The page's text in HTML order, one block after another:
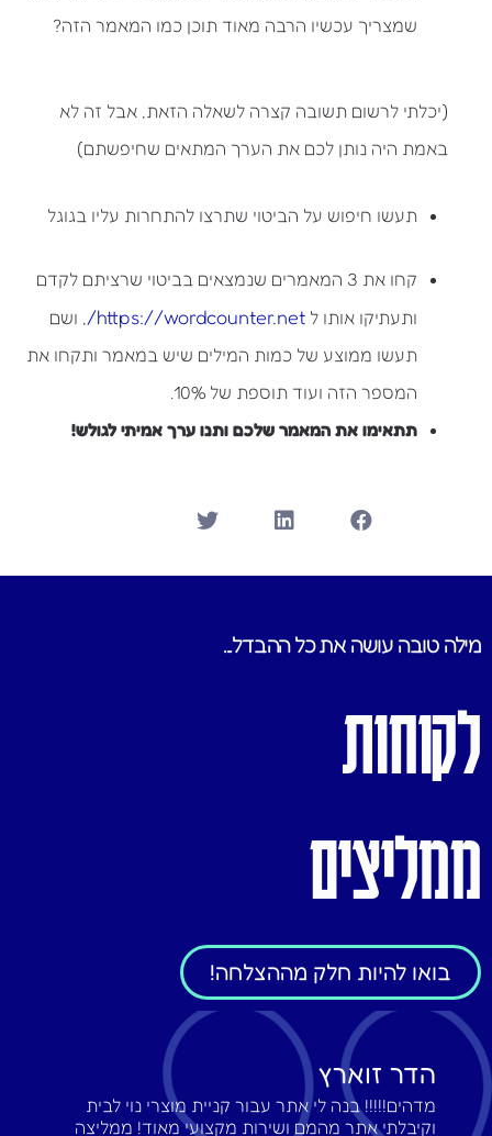
שמצריך עכשיו הרבה מאוד תוכן כמו המאמר הזה?
(יכלתי לרשום תשובה קצרה לשאלה הזאת, אבל זה לא
באמת היה נותן לכם את הערך המתאים שחיפשתם)
תעשו חיפוש על הביטוי שתרצו להתחרות עליו בגוגל
קחו את 3 המאמרים שנמצאים בביטוי שרציתם לקדם
ותעתיקו אותו ל https://wordcounter.net/
, ושם
תעשו ממוצע של כמות המילים שיש במאמר ותקחו את
המספר הזה ועוד תוספת של 10%.
תתאימו את המאמר שלכם ותנו ערך אמיתי לגולש!
מילה טובה עושה את כל ההבדל...
לקוחות
ממליצים
בואו להיות חלק מההצלחה!
הדר זוארץ
מדהים!!!!! בנה לי אתר עבור קניית מוצרי נוי לבית
וקיבלתי אתר מהמם ושירות מקצועי מאוד! ממליצה